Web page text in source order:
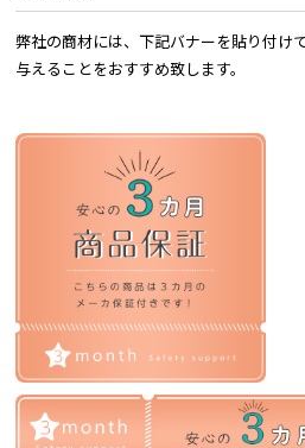
弊社の商材には、下記バナーを貼り付け
与えることをおすすめ致します。